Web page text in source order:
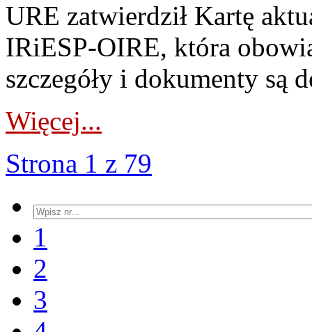
URE zatwierdził Kartę
IRiESP‑OIRE, która
szczegóły i dokumenty są
Więcej...
Strona 1 z 79
1
2
3